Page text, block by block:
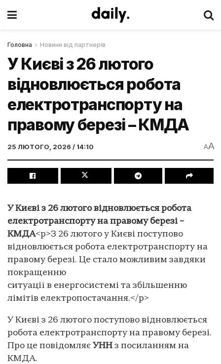
Головна Новини від партнерів
У Києві з 26 лютого
відновлюється робота
електротранспорту на
правому березі – КМДА
25 ЛЮТОГО, 2026 / 14:10 AA
У Києві з 26 лютого відновлюється робота
електротранспорту на правому березі –
КМДА<p>З 26 лютого у Києві поступово
відновлюється робота електротранспорту на
правому березі. Це стало можливим завдяки
покращенню
ситуації в енергосистемі та збільшенню
лімітів електропостачання.</p>
У Києві з 26 лютого поступово відновлюється
робота електротранспорту на правому березі.
Про це повідомляє УНН з посиланням на
КМДА.